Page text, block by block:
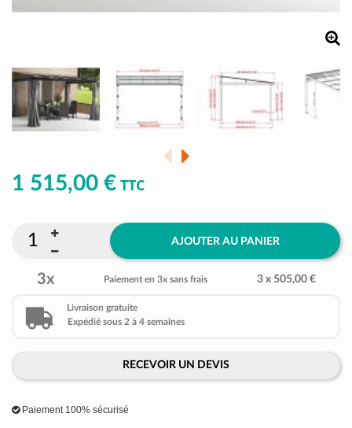
1 515,00 € TTC
AJOUTER AU PANIER
3x Paiement en 3x sans frais 3 x 505,00 €
Livraison gratuite
Expédié sous 2 à 4 semaines
RECEVOIR UN DEVIS
Paiement 100% sécurisé